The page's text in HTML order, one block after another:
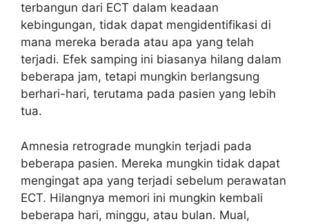
terbangun dari ECT dalam keadaan
kebingungan, tidak dapat mengidentifikasi di
mana mereka berada atau apa yang telah
terjadi. Efek samping ini biasanya hilang dalam
beberapa jam, tetapi mungkin berlangsung
berhari-hari, terutama pada pasien yang lebih
tua.
Amnesia retrograde mungkin terjadi pada
beberapa pasien. Mereka mungkin tidak dapat
mengingat apa yang terjadi sebelum perawatan
ECT. Hilangnya memori ini mungkin kembali
beberapa hari, minggu, atau bulan. Mual,